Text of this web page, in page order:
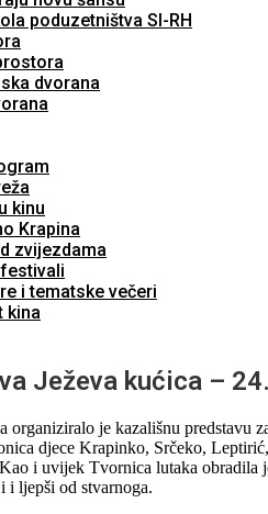
poduzetništva SI-RH
dvorana
kinu
Krapina
zvijezdama
i tematske večeri
kina
Ježeva kućica –
je kazališnu predstavu
djece Krapinko, Srčeko,
i uvijek Tvornica lutaka obradila
i ljepši od stvarnoga.